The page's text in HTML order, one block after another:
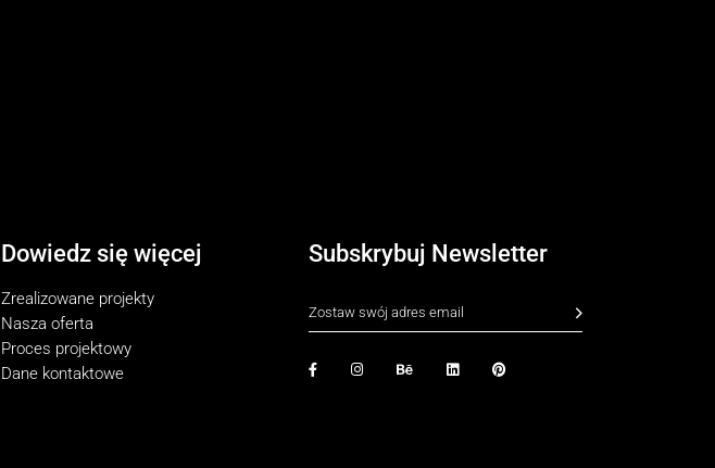
Dowiedz się więcej
Zrealizowane projekty
Nasza oferta
Proces projektowy
Dane kontaktowe
Subskrybuj Newsletter